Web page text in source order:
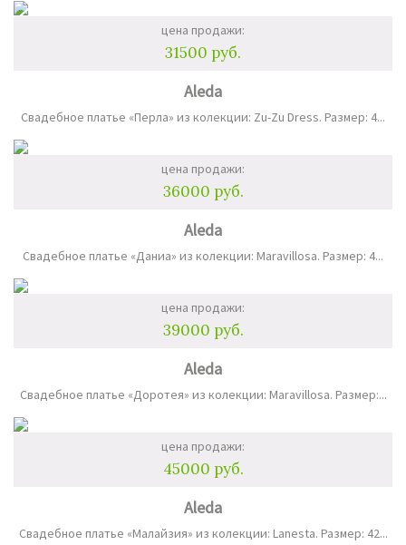
цена продажи:
31500 руб.
Aleda
Свадебное платье «Перла» из колекции: Zu-Zu Dress. Размер: 4...
цена продажи:
36000 руб.
Aleda
Свадебное платье «Даниа» из колекции: Maravillosa. Размер: 4...
цена продажи:
39000 руб.
Aleda
Свадебное платье «Доротея» из колекции: Maravillosa. Размер:...
цена продажи:
45000 руб.
Aleda
Свадебное платье «Малайзия» из колекции: Lanesta. Размер: 42...